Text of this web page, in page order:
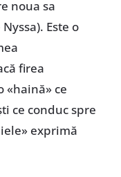
noua sa
Este o
firea
«haină» ce
ce conduc spre
exprimă